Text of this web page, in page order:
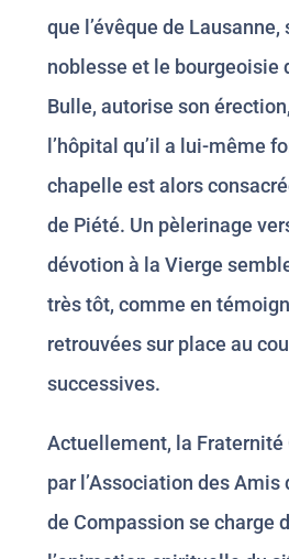
que l’évêque de
noblesse et le bourgeoisie
Bulle, autorise son
l’hôpital qu’il a lui-même
chapelle est alors
de Piété. Un pèlerinage
dévotion à la Vierge
très tôt, comme en
retrouvées sur place au
successives.
Actuellement, la Fraternité
par l’Association des Amis
de Compassion se charge